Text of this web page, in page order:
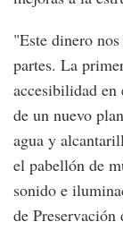
"Este dinero
partes. La
accesibilidad en
de un nuevo
agua y
el pabellón de
sonido e
de Preservación